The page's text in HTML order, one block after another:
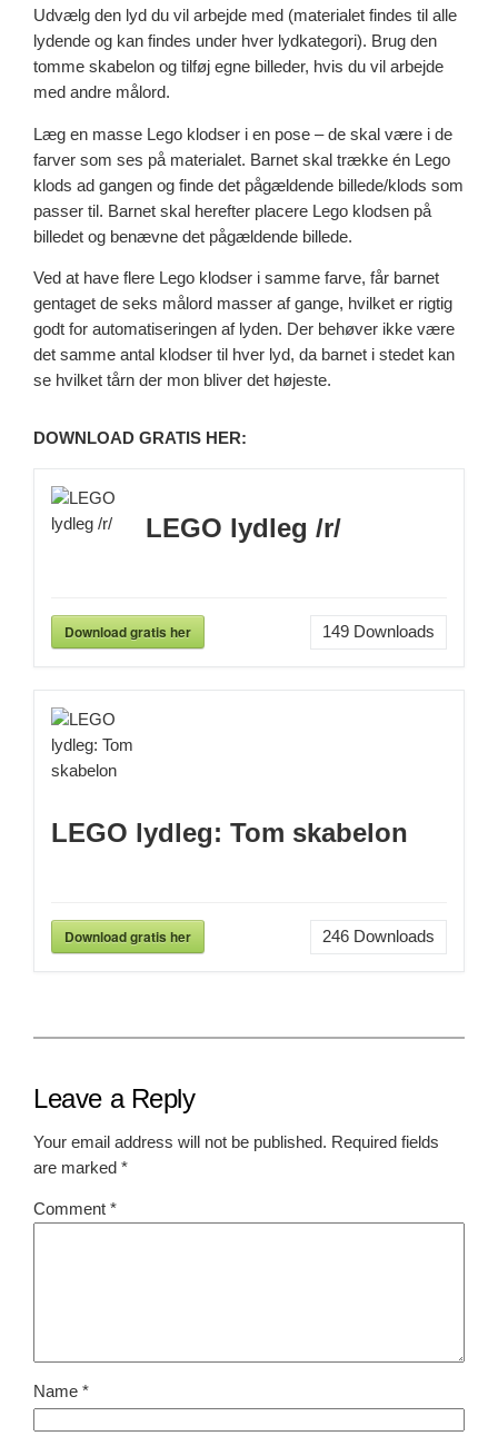
Udvælg den lyd du vil arbejde med (materialet findes til alle
lydende og kan findes under hver lydkategori). Brug den
tomme skabelon og tilføj egne billeder, hvis du vil arbejde
med andre målord.
Læg en masse Lego klodser i en pose – de skal være i de
farver som ses på materialet. Barnet skal trække én Lego
klods ad gangen og finde det pågældende billede/klods som
passer til. Barnet skal herefter placere Lego klodsen på
billedet og benævne det pågældende billede.
Ved at have flere Lego klodser i samme farve, får barnet
gentaget de seks målord masser af gange, hvilket er rigtig
godt for automatiseringen af lyden. Der behøver ikke være
det samme antal klodser til hver lyd, da barnet i stedet kan
se hvilket tårn der mon bliver det højeste.
DOWNLOAD GRATIS HER:
LEGO lydleg /r/
Download gratis her 149Downloads
LEGO lydleg: Tom skabelon
Download gratis her 246Downloads
Leave a Reply
Your email address will not be published. Required fields
are marked*
Comment*
Name*